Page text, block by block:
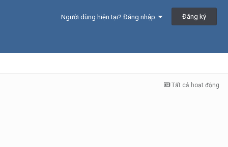
Người dùng hiện tại? Đăng nhập Đăng ký
Tất cả hoạt động